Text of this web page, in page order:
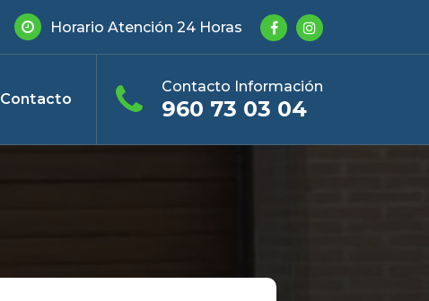
Horario Atención 24 Horas
Contacto
Contacto Información
960 73 03 04